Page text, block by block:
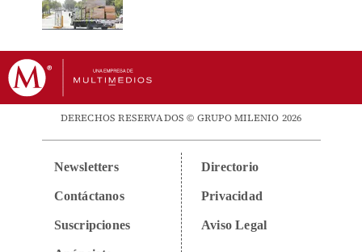
DERECHOS RESERVADOS © GRUPO MILENIO 2026
Newsletters
Contáctanos
Suscripciones
Directorio
Privacidad
Aviso Legal